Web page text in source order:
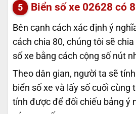
Biển số xe 02628 có
Bên cạnh cách xác định ý
cách chia 80, chúng tôi sẽ
số xe bằng cách cộng số nút
Theo dân gian, người ta sẽ
biển số xe và lấy số cuối cùng
tính được để đối chiếu bảng ý